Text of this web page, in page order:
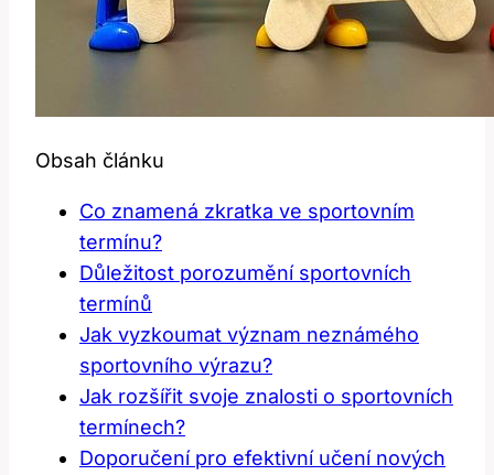
Obsah článku
Co znamená zkratka ve sportovním
termínu?
Důležitost porozumění sportovních
termínů
Jak vyzkoumat význam neznámého
sportovního výrazu?
Jak rozšířit svoje znalosti o sportovních
termínech?
Doporučení pro efektivní učení nových